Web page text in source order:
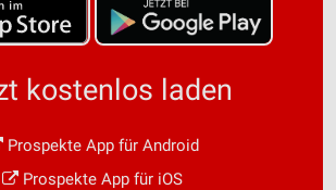
kostenlos laden
Prospekte App für Android
Prospekte App für iOS